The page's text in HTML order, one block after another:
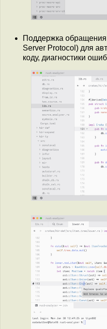
Поддержка
Server Protocol) для
коду, диагностики